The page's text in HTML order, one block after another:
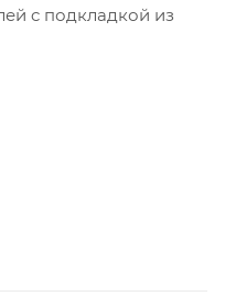
c подкладкой из
учреждений.